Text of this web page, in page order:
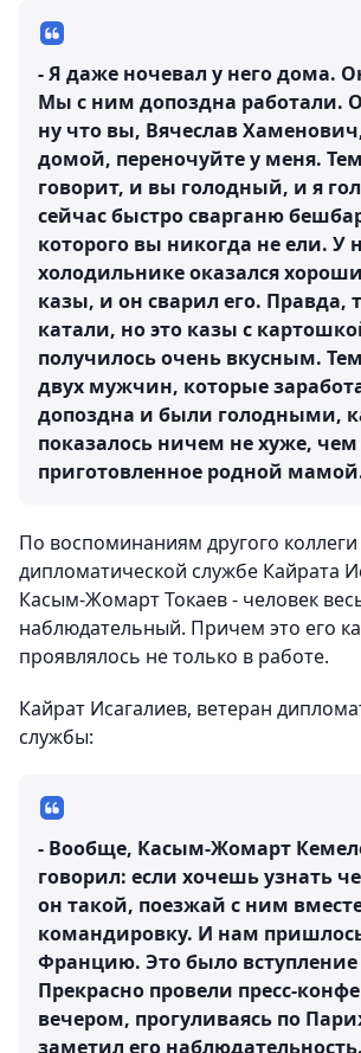
- Я даже ночевал у него дома.
Мы с ним допоздна работали.
ну что вы, Вячеслав
домой, переночуйте у меня.
говорит, и вы голодный, и я
сейчас быстро сварганю
которого вы никогда не ели. У
холодильнике оказался
казы, и он сварил его. Правда,
катали, но это казы с
получилось очень вкусным.
двух мужчин, которые
допоздна и были голодными,
показалось ничем не хуже, чем
приготовленное родной
По воспоминаниям другого
дипломатической службе Кайрата
Касым-Жомарт Токаев - человек
наблюдательный. Причем это его
проявлялось не только в работе.
Кайрат Исагалиев, ветеран
службы:
- Вообще, Касым-Жомарт
говорил: если хочешь узнать
он такой, поезжай с ним
командировку. И нам
Францию. Это было
Прекрасно провели пресс-
вечером, прогуливаясь по
заметил его